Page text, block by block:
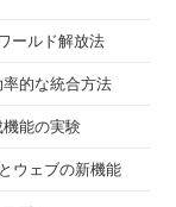
ールド解放法
的な統合方法
能の実験
ウェブの新機能